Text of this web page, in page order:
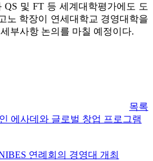
QS 및 FT 등 세계대학평가에도 도
노 학장이 연세대학교 경영대학을
부사항 논의를 마칠 예정이다.
목록
에사데와 글로벌 창업 프로그램
연례회의 경영대 개최